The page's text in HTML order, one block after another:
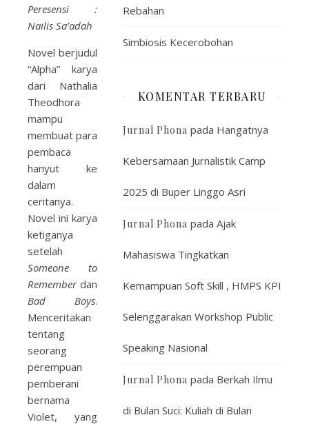
Peresensi :
Nailis Sa’adah
Novel berjudul
“Alpha” karya
dari Nathalia
Theodhora
mampu
membuat para
pembaca
hanyut ke
dalam
ceritanya.
Novel ini karya
ketiganya
setelah
Someone to
Rememberdan
Bad Boys.
Menceritakan
tentang
seorang
perempuan
pemberani
bernama
Violet, yang
Rebahan
Simbiosis Kecerobohan
KOMENTAR TERBARU
Jurnal Phona pada Hangatnya
Kebersamaan Jurnalistik Camp
2025 di Buper Linggo Asri
Jurnal Phona pada Ajak
Mahasiswa Tingkatkan
Kemampuan Soft Skill , HMPS KPI
Selenggarakan Workshop Public
Speaking Nasional
Jurnal Phona pada Berkah Ilmu
di Bulan Suci: Kuliah di Bulan